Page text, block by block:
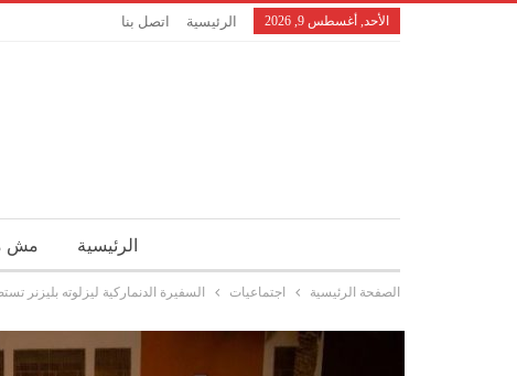
الأحد, أغسطس 9, 2026 الرئيسية اتصل بنا
الرئيسية مش
الصفحة الرئيسية اجتماعيات السفيرة الدنماركية ليزلوته بليزنر